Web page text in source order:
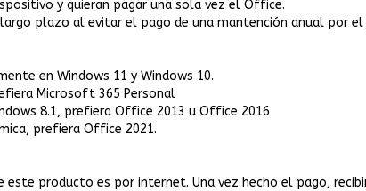
y quieran pagar una sola vez el Office.
largo plazo al evitar el pago de una mantención anual por el
en Windows 11 y Windows 10.
Microsoft 365 Personal
8.1, prefiera Office 2013 u Office 2016
prefiera Office 2021.
este producto es por internet. Una vez hecho el pago,